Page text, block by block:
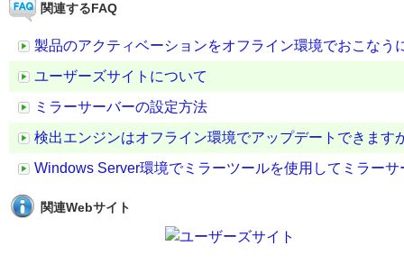
関連するFAQ
製品のアクティベーションをオフライン環境でおこなう
ユーザーズサイトについて
ミラーサーバーの設定方法
検出エンジンはオフライン環境でアップデートできます
Windows Server環境でミラーツールを使用してミラー
関連Webサイト